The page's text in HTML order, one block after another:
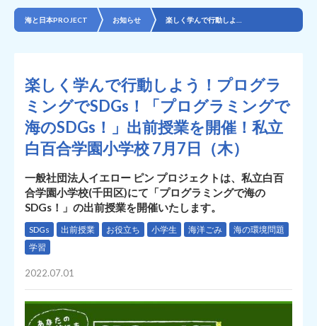
海と日本PROJECT お知らせ
楽しく学んで行動しよう！プログラ
ミングでSDGs！「プログラミングで
海のSDGs！」出前授業を開催！私立
白百合学園小学校 7月7日（木）
一般社団法人イエロー ピン プロジェクトは、私立白百
合学園小学校(千田区)にて「プログラミングで海の
SDGs！」の出前授業を開催いたします。
SDGs 出前授業 お役立ち 小学生 海洋ごみ
海の環境問題
学習
2022.07.01